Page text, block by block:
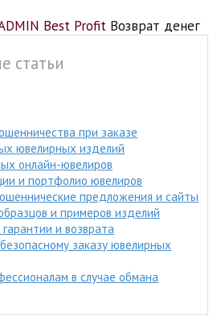
Best Profit Возврат денег
статьи
при заказе
ювелирных изделий
онлайн-ювелиров
и портфолио ювелиров
предложения и сайты
и примеров изделий
и возврата
заказу ювелирных
в случае обмана